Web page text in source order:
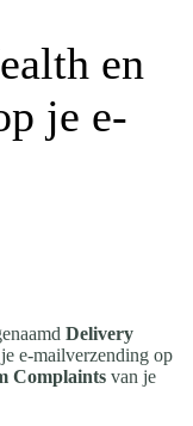
en
je e-
Delivery
e-mailverzending op
Complaints van je